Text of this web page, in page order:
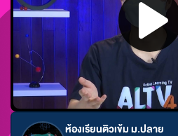
ห้องเรียนติวเข้ม ม.ปลาย